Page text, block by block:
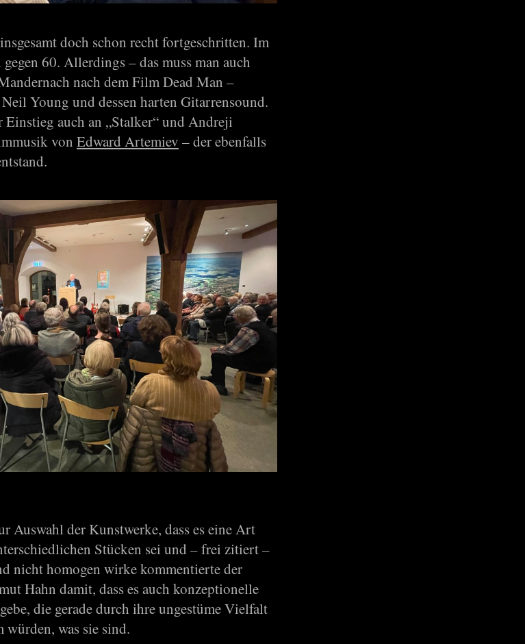
doch schon recht fortgeschritten. Im
60. Allerdings – das muss man auch
nach dem Film Dead Man –
Young und dessen harten Gitarrensound.
auch an „Stalker“ und Andreji
von Edward Artemiev – der ebenfalls
Auswahl der Kunstwerke, dass es eine Art
Stücken sei und – frei zitiert –
nicht homogen wirke kommentierte der
Hahn damit, dass es auch konzeptionelle
die gerade durch ihre ungestüme Vielfalt
was sie sind.